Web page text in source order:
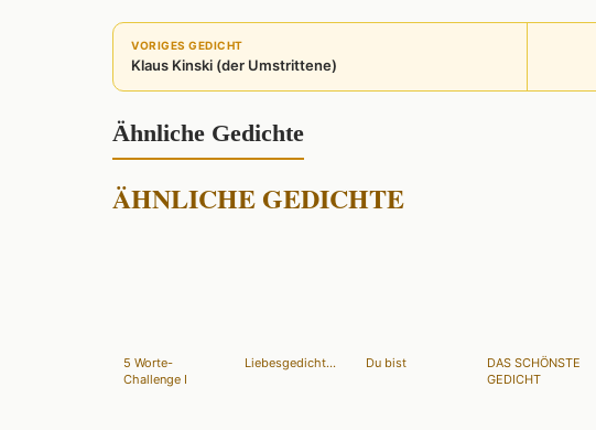
VORIGES GEDICHT
Klaus Kinski (der Umstrittene)
Ähnliche Gedichte
ÄHNLICHE GEDICHTE
5 Worte-
Challenge I
Liebesgedicht... Du bist
DAS SCHÖNSTE
GEDICHT